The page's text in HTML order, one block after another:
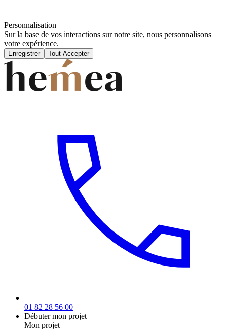
Personnalisation
Sur la base de vos interactions sur notre site, nous personnalisons
votre expérience.
Enregistrer Tout Accepter
01 82 28 56 00
Débuter mon projet
Mon projet